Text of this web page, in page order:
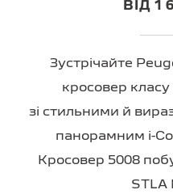
ВІД 1
Зустрічайте
кросовер класу
зі стильними й
панорамним i-
Кросовер 5008
STLA